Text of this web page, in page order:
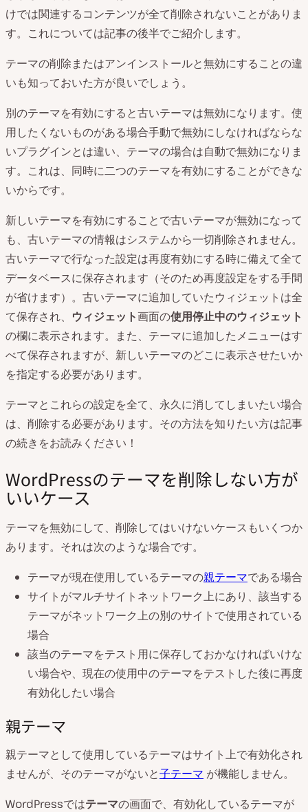
けでは関連するコンテンツが全て削除されないことがありま
す。これについては記事の後半でご紹介します。
テーマの削除またはアンインストールと無効にすることの違
いも知っておいた方が良いでしょう。
別のテーマを有効にすると古いテーマは無効になります。使
用したくないものがある場合手動で無効にしなければならな
いプラグインとは違い、テーマの場合は自動で無効になりま
す。これは、同時に二つのテーマを有効にすることができな
いからです。
新しいテーマを有効にすることで古いテーマが無効になって
も、古いテーマの情報はシステムから一切削除されません。
古いテーマで行なった設定は再度有効にする時に備えて全て
データベースに保存されます（そのため再度設定をする手間
が省けます）。古いテーマに追加していたウィジェットは全
て保存され、 ウィジェット画面の使用停止中のウィジェット
の欄に表示されます。また、テーマに追加したメニューはす
べて保存されますが、新しいテーマのどこに表示させたいか
を指定する必要があります。
テーマとこれらの設定を全て、永久に消してしまいたい場合
は、削除する必要があります。その方法を知りたい方は記事
の続きをお読みください！
WordPressのテーマを削除しない方が
いいケース
テーマを無効にして、削除してはいけないケースもいくつか
あります。それは次のような場合です。
テーマが現在使用しているテーマの親テーマである場合
サイトがマルチサイトネットワーク上にあり、該当する
テーマがネットワーク上の別のサイトで使用されている
場合
該当のテーマをテスト用に保存しておかなければいけな
い場合や、現在の使用中のテーマをテストした後に再度
有効化したい場合
親テーマ
親テーマとして使用しているテーマはサイト上で有効化され
ませんが、そのテーマがないと子テーマ が機能しません。
WordPressではテーマの画面で、有効化しているテーマが